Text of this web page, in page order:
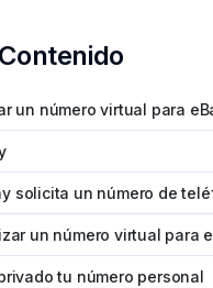
un número virtual para
solicita un número de
un número virtual para
tu número personal